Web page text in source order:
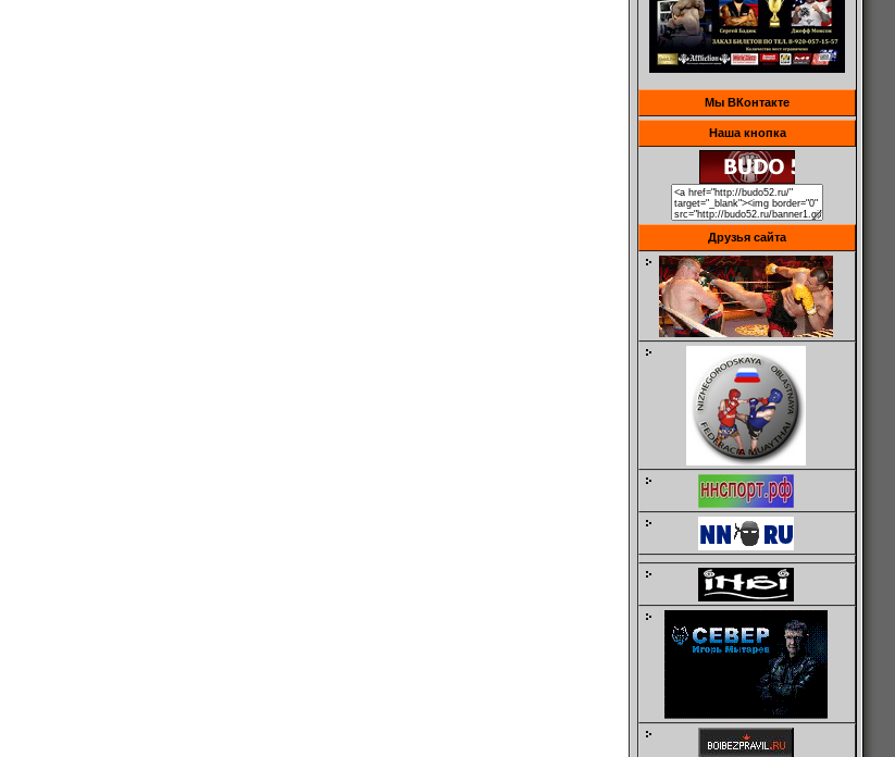
Мы ВКонтакте
Наша кнопка
Друзья сайта